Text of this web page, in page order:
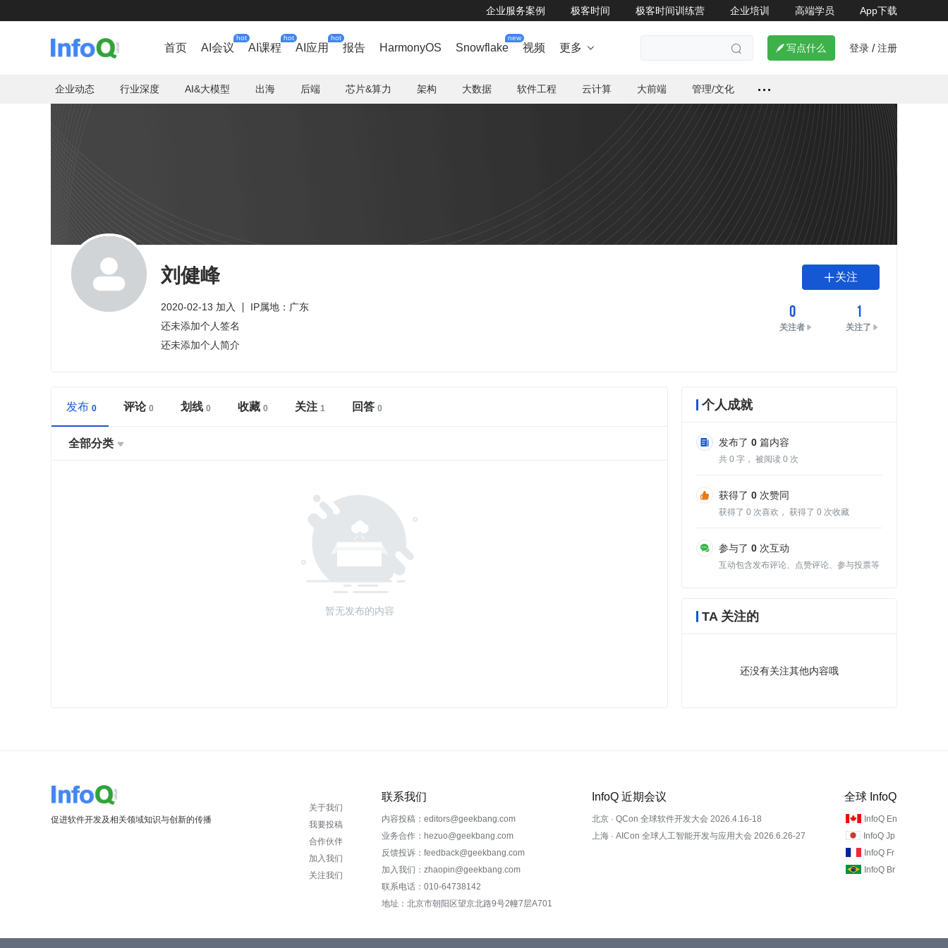
企业服务案例 极客时间 极客时间训练营 企业培训 高端学员 App下载
首页 AI会议
hot
AI课程
hot
AI应用
hot
报告 HarmonyOS Snowflake
new
视频 更多    写点什么 登录 / 注册
企业动态 行业深度 AI&大模型 出海 后端 芯片&算力 架构 大数据 软件工程 云计算 大前端 管理/文化
刘健峰
2020-02-13 加入
IP属地：广东
还未添加个人签名
还未添加个人简介
关注
0
关注者
1
关注了
发布 评论 划线 收藏 关注 回答
全部分类 
暂无发布的内容
个人成就
发布了 0 篇内容
共 0 字， 被阅读 0 次
获得了 0 次赞同
获得了 0 次喜欢， 获得了 0 次收藏
参与了 0 次互动
互动包含发布评论、点赞评论、参与投票等
TA 关注的
还没有关注其他内容哦
促进软件开发及相关领域知识与创新的传播
关于我们
我要投稿
合作伙伴
加入我们
关注我们
联系我们
内容投稿：editors@geekbang.com
业务合作：hezuo@geekbang.com
反馈投诉：feedback@geekbang.com
加入我们：zhaopin@geekbang.com
联系电话：010-64738142
地址：北京市朝阳区望京北路9号2幢7层A701
InfoQ 近期会议
北京 · QCon 全球软件开发大会 2026.4.16-18
上海 · AICon 全球人工智能开发与应用大会 2026.6.26-27
全球 InfoQ
InfoQ En
InfoQ Jp
InfoQ Fr
InfoQ Br